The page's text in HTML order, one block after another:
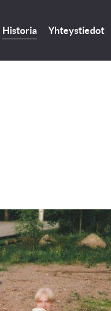
Historia Yhteystiedot